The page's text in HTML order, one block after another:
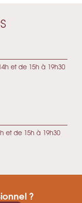
et de 15h à 19h30
et de 15h à 19h30
?